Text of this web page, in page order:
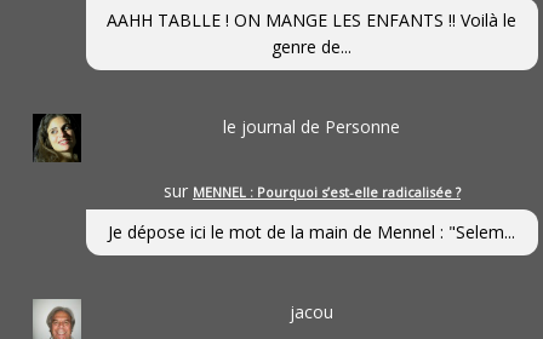
AAHH TABLLE ! ON MANGE LES ENFANTS !! Voilà le
genre de...
le journal de Personne
sur MENNEL : Pourquoi s’est-elle radicalisée ?
Je dépose ici le mot de la main de Mennel : "Selem...
jacou